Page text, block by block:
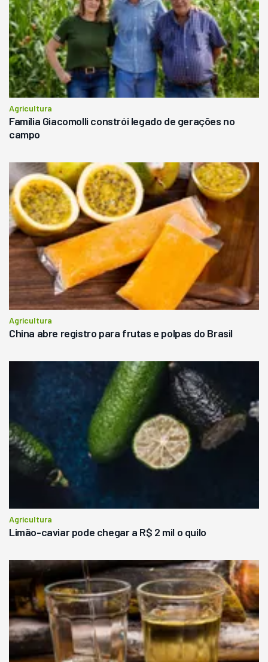
Agricultura
Família Giacomolli constrói legado de gerações no
campo
Agricultura
China abre registro para frutas e polpas do Brasil
Agricultura
Limão-caviar pode chegar a R$ 2 mil o quilo